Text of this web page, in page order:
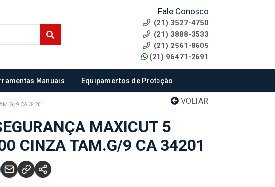
Fale Conosco
(21) 3527-4750
(21) 3888-3533
(21) 2561-8605
(21) 96471-2691
Manuais Equipamentos de Proteção
VOLTAR
9 CA 34201
MAXICUT 5
CINZA TAM.G/9 CA 34201